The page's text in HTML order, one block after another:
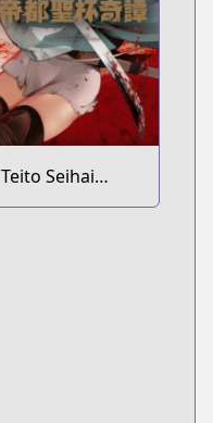
Teito Seihai
Kitan: Fate/type